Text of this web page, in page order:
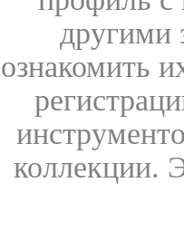
другими
ознакомить
коллекции.